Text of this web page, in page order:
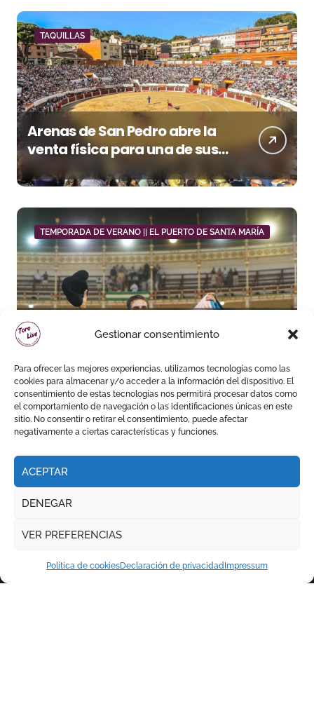
Gestionar consentimiento
Para ofrecer las mejores experiencias, utilizamos tecnologías como las
cookies para almacenar y/o acceder a la información del dispositivo. El
consentimiento de estas tecnologías nos permitirá procesar datos como
el comportamiento de navegación o las identificaciones únicas en este
sitio. No consentir o retirar el consentimiento, puede afectar
negativamente a ciertas características y funciones.
ACEPTAR
DENEGAR
VER PREFERENCIAS
Política de cookiesDeclaración de privacidad Impressum
TAQUILLAS
Arenas de San Pedro abre la
venta física para una de sus
grandes citas del verano
TEMPORADA DE VERANO || EL PUERTO DE SANTA MARÍA
Daniel Crespo reivindica su
sitio con una gran faena y dos
orejas